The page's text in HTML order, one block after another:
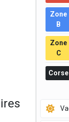
Zone
B
Zone
C
Corse